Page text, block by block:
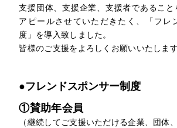
支援団体、支援企業、支援者であること
アピールさせていただきたく、「フレ
度」を導入致しました。
皆様のご支援をよろしくお願いいたします
●フレンドスポンサー制度
①賛助年会員
（継続してご支援いただける企業、団体、